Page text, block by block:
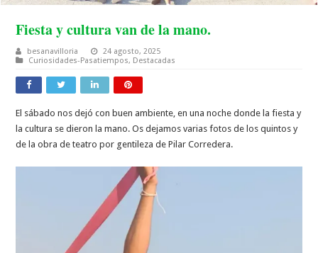
Fiesta y cultura van de la mano.
besanavilloria
24 agosto, 2025
Curiosidades-Pasatiempos, Destacadas
El sábado nos dejó con buen ambiente, en una noche donde la fiesta y
la cultura se dieron la mano. Os dejamos varias fotos de los quintos y
de la obra de teatro por gentileza de Pilar Corredera.